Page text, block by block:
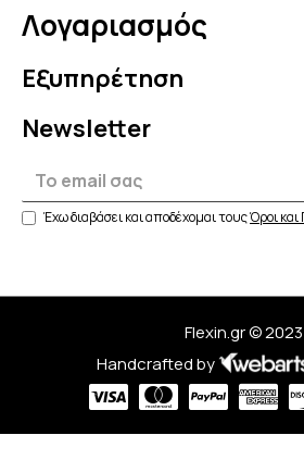
Λογαριασμός
Εξυπηρέτηση
Newsletter
Έχω διαβάσει και αποδέχομαι τουςΌροι
Flexin.gr © 2023
Handcrafted by